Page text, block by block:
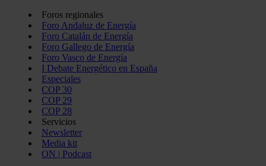
Foros regionales
Foro Andaluz de Energía
Foro Catalán de Energía
Foro Gallego de Energía
Foro Vasco de Energía
I Debate Energético en España
Especiales
COP 30
COP 29
COP 28
Servicios
Newsletter
Media kit
ON | Podcast